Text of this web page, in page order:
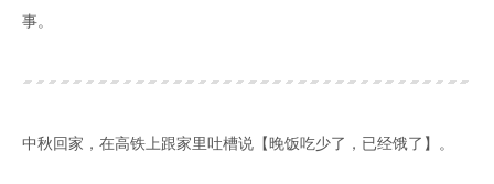
事。
中秋回家，在高铁上跟家里吐槽说【晚饭吃少了，已经饿了】。